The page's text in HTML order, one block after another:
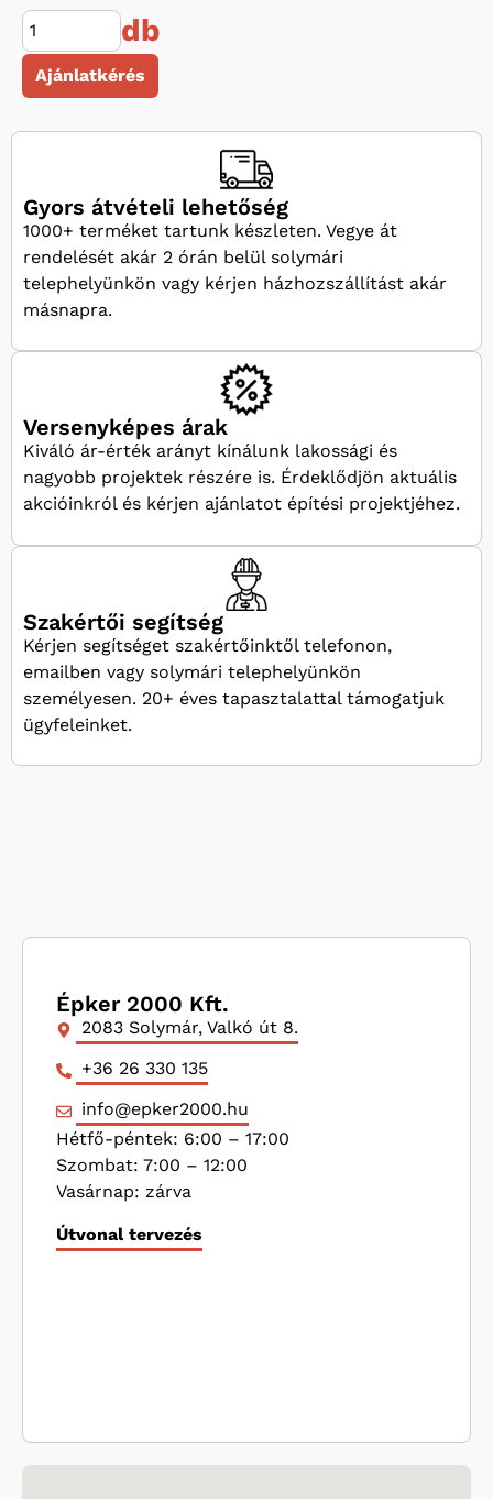
db
Ajánlatkérés
Gyors átvételi lehetőség
1000+ terméket tartunk készleten. Vegye át
rendelését akár 2 órán belül solymári
telephelyünkön vagy kérjen házhozszállítást akár
másnapra.
Versenyképes árak
Kiváló ár-érték arányt kínálunk lakossági és
nagyobb projektek részére is. Érdeklődjön aktuális
akcióinkról és kérjen ajánlatot építési projektjéhez.
Szakértői segítség
Kérjen segítséget szakértőinktől telefonon,
emailben vagy solymári telephelyünkön
személyesen. 20+ éves tapasztalattal támogatjuk
ügyfeleinket.
Épker 2000 Kft.
2083 Solymár, Valkó út 8.
+36 26 330 135
info@epker2000.hu
Hétfő-péntek: 6:00 – 17:00
Szombat: 7:00 – 12:00
Vasárnap: zárva
Útvonal tervezés